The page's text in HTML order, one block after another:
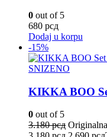
0 out of 5
680 рсд
Dodaj u korpu
-15%
SNIZENO
KIKKA BOO
0 out of 5
3.180рсд